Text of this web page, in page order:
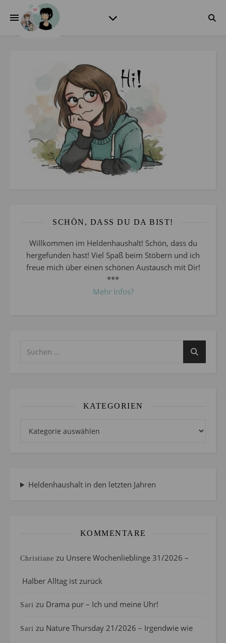
SCHÖN, DASS DU DA BIST!
Willkommen im Heldenhaushalt! Schön, dass du
hergefunden hast! Viel Spaß beim Stöbern und ich
freue mich über einen schönen Austausch mit Dir!
***
Mehr Infos?
KATEGORIEN
Heldenhaushalt in den letzten Jahren
KOMMENTARE
Christiane zu Unsere Wochenlieblinge 31/2026 –
Halber Alltag ist zurück
Sari zu Drama pur – Ich und meine Uhr!
Sari zu Nature Thursday 21/2026 – Irgendwie wie